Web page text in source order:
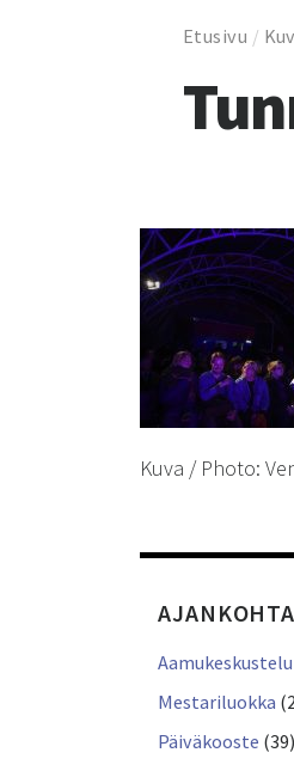
Etusivu /
Kuva / Photo:
Aamukeskustelu
Mestariluokka
Päiväkooste (39)